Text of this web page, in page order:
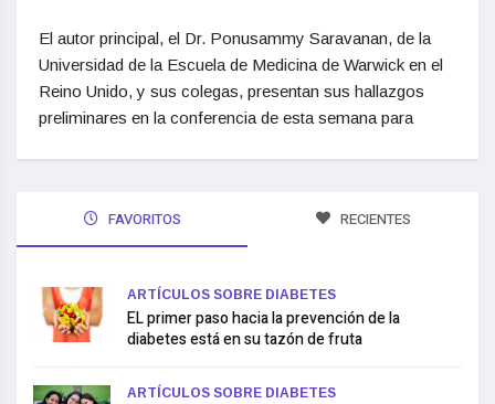
El autor principal, el Dr. Ponusammy Saravanan, de la
Universidad de la Escuela de Medicina de Warwick en el
Reino Unido, y sus colegas, presentan sus hallazgos
preliminares en la conferencia de esta semana para
FAVORITOS RECIENTES
ARTÍCULOS SOBRE DIABETES
EL primer paso hacia la prevención de la
diabetes está en su tazón de fruta
ARTÍCULOS SOBRE DIABETES